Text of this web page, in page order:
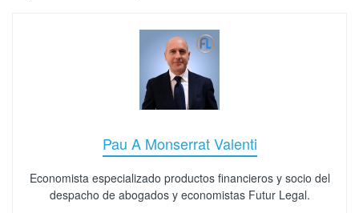
Pau A Monserrat Valenti
Economista especializado productos financieros y socio del
despacho de abogados y economistas Futur Legal.